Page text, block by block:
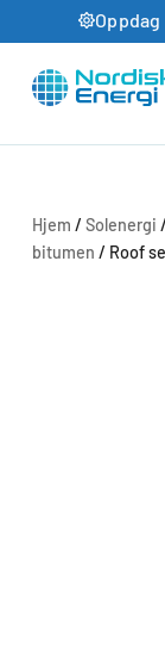
Hjem / Solenergi /
bitumen / Roof